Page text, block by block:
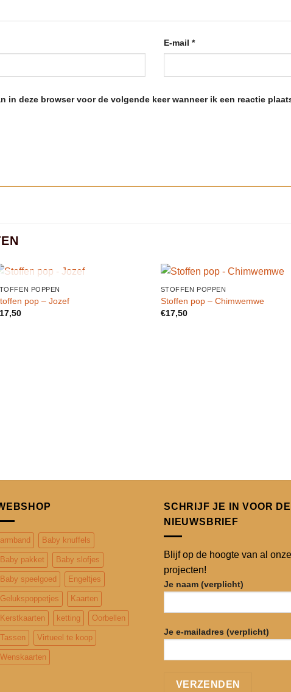
E-mail *
in deze browser voor de volgende keer wanneer ik een reactie
UITVERKOCHT
POPPEN
pop – Jozef
17,50
STOFFEN POPPEN
Stoffen pop – Chimwemwe
€17,50
armband Baby knuffels
Baby pakket Baby slofjes
Baby speelgoed Engeltjes
Gelukspoppetjes Kaarten
Kerstkaarten ketting Oorbellen
Tassen Virtueel te koop
Wenskaarten
SCHRIJF JE IN VOOR DE
NIEUWSBRIEF
Blijf op de hoogte van al onze
projecten!
Je naam (verplicht)
Je e-mailadres (verplicht)